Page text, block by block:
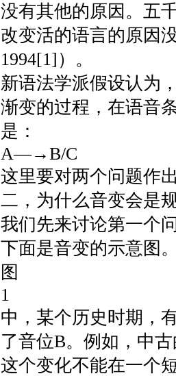
没有其他的原因。五
改变活的语言的原因
1994[1]）。
新语法学派假设认为
渐变的过程，在语音
是：
A—→B/C
这里要对两个问题作
二，为什么音变会是
我们先来讨论第一个
下面是音变的示意图
图
1
中，某个历史时期，
了音位B。例如，中
这个变化不能在一个